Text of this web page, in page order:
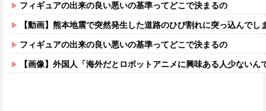
フィギュアの出来の良い悪いの基準ってどこで決まるの
【動画】熊本地震で突然発生した道路のひび割れに突っ込んでし
フィギュアの出来の良い悪いの基準ってどこで決まるの
【画像】外国人「海外だとロボットアニメに興味ある人少ないん